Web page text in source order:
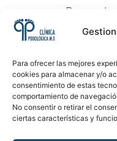
Para ofrecer las mejores
cookies para almacenar y/o
consentimiento de estas
comportamiento de
No consentir o retirar el
ciertas características y